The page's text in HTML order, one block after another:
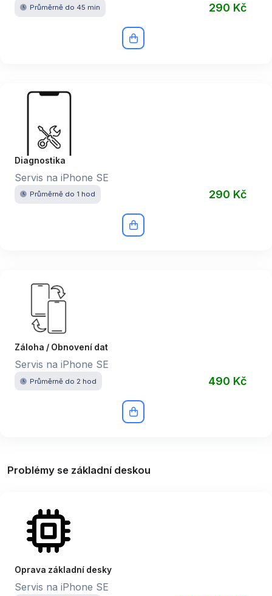
Průměrně do 45 min 290 Kč
Diagnostika
Servis na iPhone SE
Průměrně do 1 hod 290 Kč
Záloha / Obnovení dat
Servis na iPhone SE
Průměrně do 2 hod 490 Kč
Problémy se základní deskou
Oprava základní desky
Servis na iPhone SE